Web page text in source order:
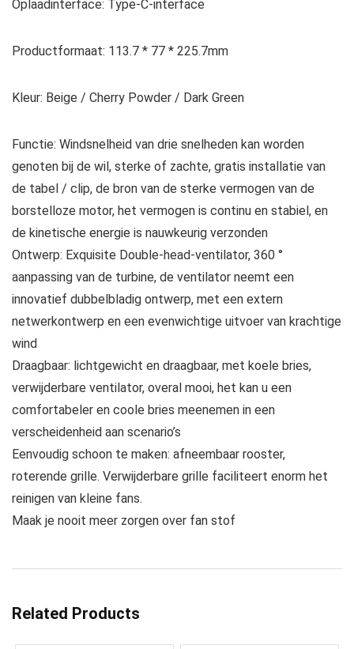
Oplaadinterface: Type-C-interface
Productformaat: 113.7 * 77 * 225.7mm
Kleur: Beige / Cherry Powder / Dark Green
Functie: Windsnelheid van drie snelheden kan worden
genoten bij de wil, sterke of zachte, gratis installatie van
de tabel / clip, de bron van de sterke vermogen van de
borstelloze motor, het vermogen is continu en stabiel, en
de kinetische energie is nauwkeurig verzonden
Ontwerp: Exquisite Double-head-ventilator, 360 °
aanpassing van de turbine, de ventilator neemt een
innovatief dubbelbladig ontwerp, met een extern
netwerkontwerp en een evenwichtige uitvoer van krachtige
wind
Draagbaar: lichtgewicht en draagbaar, met koele bries,
verwijderbare ventilator, overal mooi, het kan u een
comfortabeler en coole bries meenemen in een
verscheidenheid aan scenario’s
Eenvoudig schoon te maken: afneembaar rooster,
roterende grille. Verwijderbare grille faciliteert enorm het
reinigen van kleine fans.
Maak je nooit meer zorgen over fan stof
Related Products